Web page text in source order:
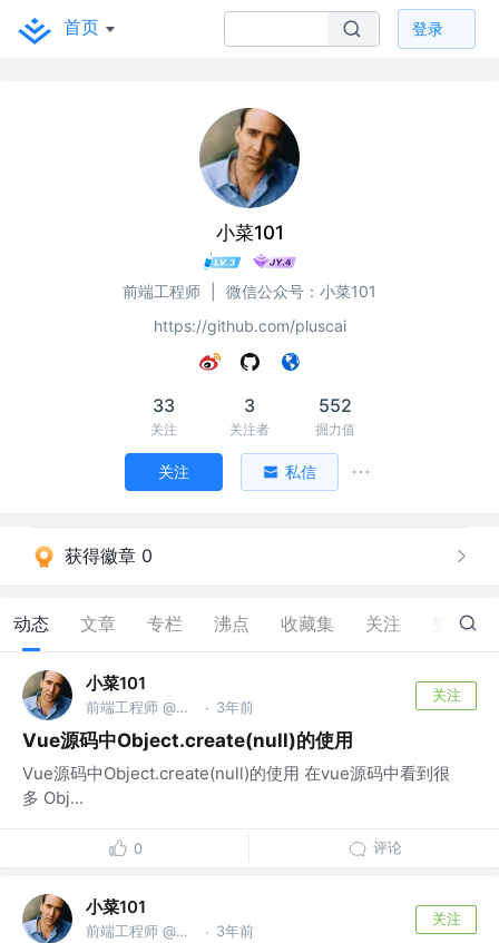
首页 登录
小菜101
前端工程师
微信公众号：小菜101
https://github.com/pluscai
33
关注
3
关注者
552
掘力值
关注 私信
获得徽章 0
动态 文章 专栏 沸点 收藏集 关注 66
小菜101
前端工程师 @微信公众号：小菜101 · 3年前
关注
Vue源码中Object.create(null)的使用
Vue源码中Object.create(null)的使用 在vue源码中看到很
多 Obj...
0 评论
小菜101
前端工程师 @微信公众号：小菜101 · 3年前
关注